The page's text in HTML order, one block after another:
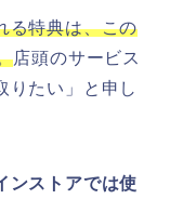
る特典は、この
店頭のサービス
りたい」と申し
ンストアでは使